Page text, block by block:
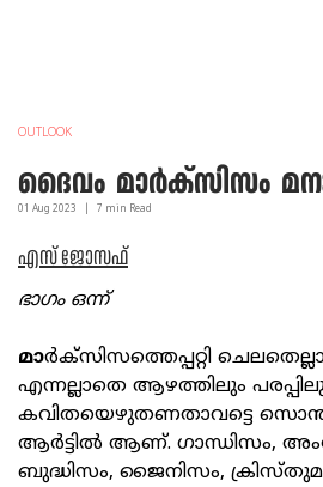
OUTLOOK
ദൈവം മാര്‍ക്സിസം
01 Aug 2023 7 min Read
എസ് ജോസഫ്
ഭാഗം ഒന്ന്
മാര്‍ക്‌സിസത്തെപ്പറ്റി
എന്നല്ലാതെ ആഴത്തിലും പരപ്പിലും
കവിതയെഴുതണതാവട്ടെ
ആര്‍ട്ടില്‍ ആണ്. ഗാന്ധിസം,
ബുദ്ധിസം, ജൈനിസം,